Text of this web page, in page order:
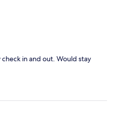
in and out. Would stay